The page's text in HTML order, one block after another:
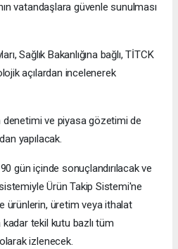
vatandaşlara güvenle sunulması
Sağlık Bakanlığına bağlı, TİTCK
açılardan incelenerek
denetimi ve piyasa gözetimi de
yapılacak.
gün içinde sonuçlandırılacak ve
Ürün Takip Sistemi'ne
ürünlerin, üretim veya ithalat
tekil kutu bazlı tüm
izlenecek.